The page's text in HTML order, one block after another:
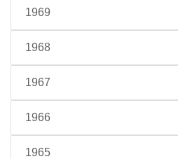
1969
1968
1967
1966
1965